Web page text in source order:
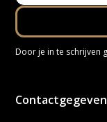
Door je in te schrijven